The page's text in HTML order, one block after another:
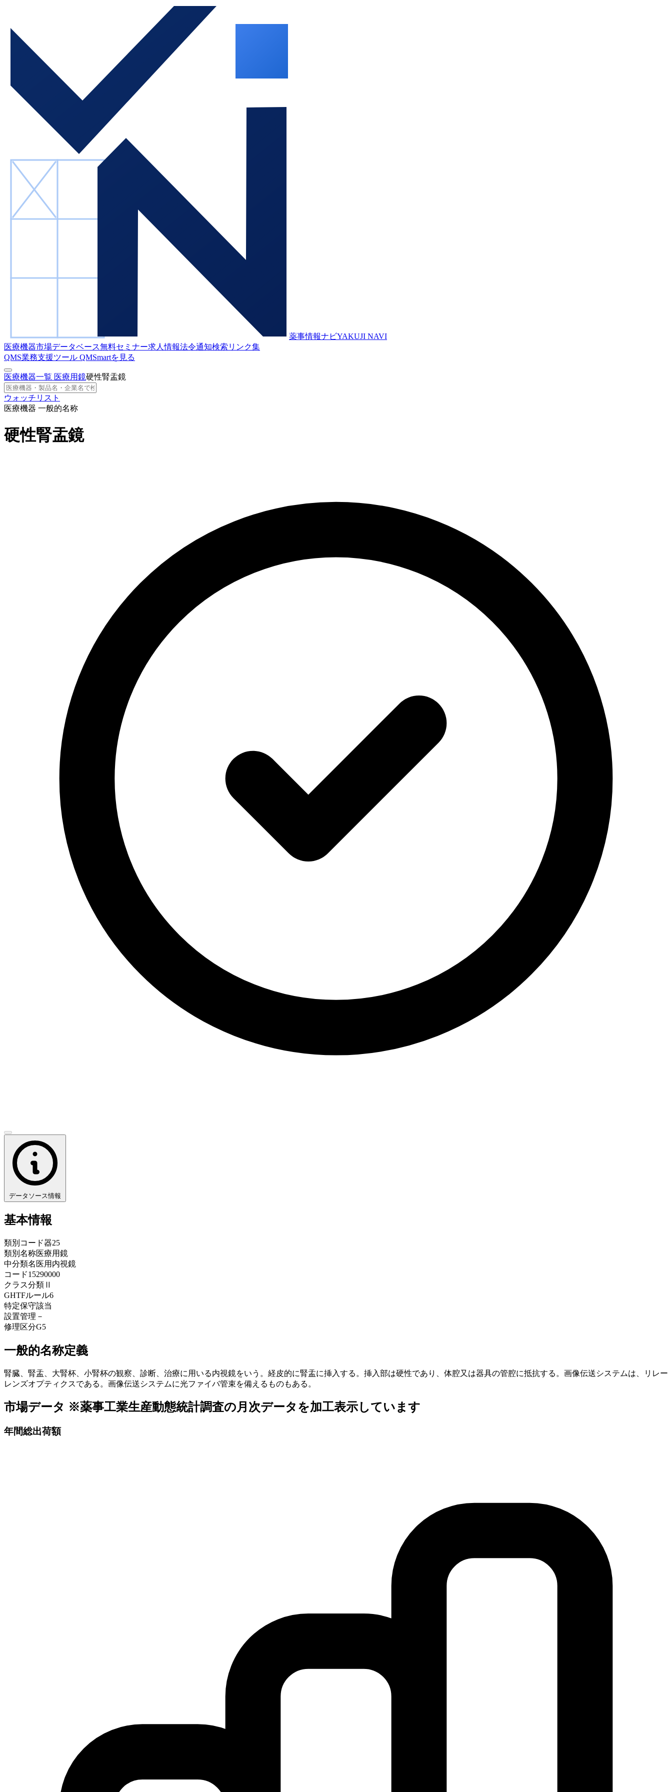
薬事情報ナビYAKUJI NAVI
医療機器市場データベース無料セミナー求人情報法令通知検索 リンク集
QMS業務支援ツール QMSmartを見る
医療機器一覧 医療用鏡硬性腎盂鏡
ウォッチリスト
医療機器 一般的名称
硬性腎盂鏡
データソース情報
基本情報
類別コード器25
類別名称医療用鏡
中分類名 医用内視鏡
コード15290000
クラス分類 Ⅱ
GHTFルール6
特定保守該当
設置管理 －
修理区分G5
一般的名称定義
腎臓、腎盂、大腎杯、小腎杯の観察、診断、治療に用いる内視鏡をいう。経皮的に腎盂に挿入する。挿入部は硬性であり、体腔又は器具の管腔に抵抗する。画像伝送システムは、リレー
レンズオプティクスである。画像伝送システムに光ファイバ管束を備えるものもある。
市場データ ※薬事工業生産動態統計調査の月次データを加工表示しています
年間総出荷額